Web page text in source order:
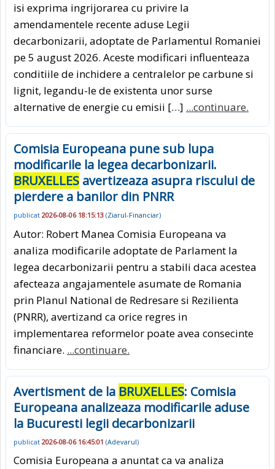
isi exprima ingrijorarea cu privire la
amendamentele recente aduse Legii
decarbonizarii, adoptate de Parlamentul Romaniei
pe 5 august 2026. Aceste modificari influenteaza
conditiile de inchidere a centralelor pe carbune si
lignit, legandu-le de existenta unor surse
alternative de energie cu emisii […] ...continuare.
Comisia Europeana pune sub lupa
modificarile la legea decarbonizarii.
BRUXELLES avertizeaza asupra riscului de
pierdere a banilor din PNRR
publicat 2026-08-06 18:15:13 (Ziarul-Financiar)
Autor: Robert Manea Comisia Europeana va
analiza modificarile adoptate de Parlament la
legea decarbonizarii pentru a stabili daca acestea
afecteaza angajamentele asumate de Romania
prin Planul National de Redresare si Rezilienta
(PNRR), avertizand ca orice regres in
implementarea reformelor poate avea consecinte
financiare. ...continuare.
Avertisment de la BRUXELLES: Comisia
Europeana analizeaza modificarile aduse
la Bucuresti legii decarbonizarii
publicat 2026-08-06 16:45:01 (Adevarul)
Comisia Europeana a anuntat ca va analiza